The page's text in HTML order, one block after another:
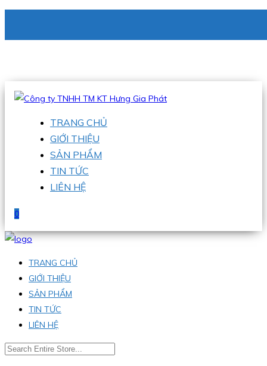
Hotline:0938 336 079
TRANG CHỦ
GIỚI THIỆU
SẢN PHẨM
TIN TỨC
LIÊN HỆ
0
TRANG CHỦ
GIỚI THIỆU
SẢN PHẨM
TIN TỨC
LIÊN HỆ